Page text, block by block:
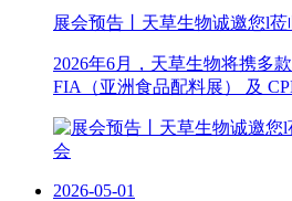
展会预告丨天草生物诚邀您l莅
2026年6月，天草生物将携多
FIA（亚洲食品配料展） 及
2026-05-01